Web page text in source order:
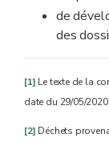
de
des
[1] Le texte de la
date du 29/05/
[2] Déchets